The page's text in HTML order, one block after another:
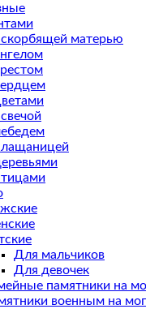
матерью
Для мальчиков
Для девочек
памятники на
военным на